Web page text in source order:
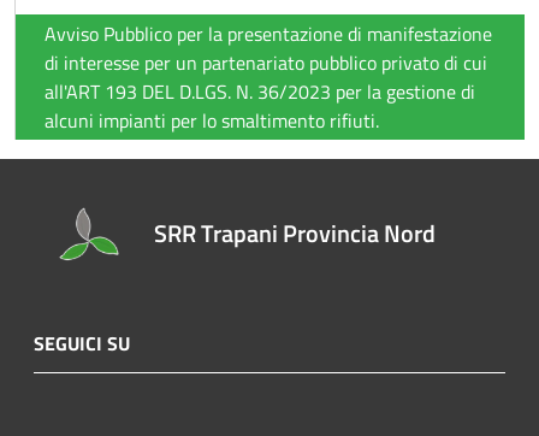
Avviso Pubblico per la presentazione di manifestazione
di interesse per un partenariato pubblico privato di cui
all'ART 193 DEL D.LGS. N. 36/2023 per la gestione di
alcuni impianti per lo smaltimento rifiuti.
SRR Trapani Provincia Nord
SEGUICI SU